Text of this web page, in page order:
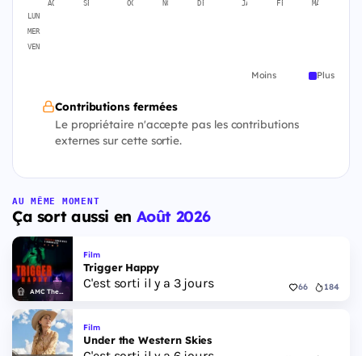
AOÛT SEPT. OCT. NOV. DÉC. JANV. FÉVR. MARS
LUN
MER
VEN
Moins Plus
Contributions fermées
Le propriétaire n'accepte pas les contributions
externes sur cette sortie.
AU MÊME MOMENT
Ça sort aussi en Août 2026
AMC Theatres
Film
Trigger Happy
C'est sorti il y a 3 jours 66 184
Film
Under the Western Skies